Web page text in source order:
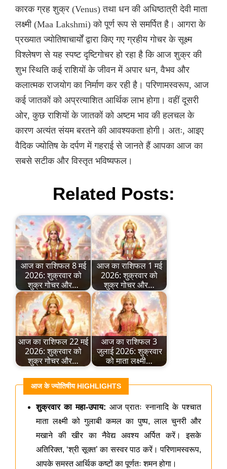
कारक ग्रह शुक्र (Venus) तथा धन की अधिष्ठात्री देवी माता
लक्ष्मी (Maa Lakshmi) को पूर्ण रूप से समर्पित है। आगरा के
प्रख्यात ज्योतिषाचार्यों द्वारा किए गए ग्रहीय गोचर के सूक्ष्म
विश्लेषण से यह स्पष्ट दृष्टिगोचर हो रहा है कि आज शुक्र की
शुभ स्थिति कई राशियों के जीवन में अपार धन, वैभव और
कलात्मक राजयोग का निर्माण कर रही है। परिणामस्वरूप, आज
कई जातकों को अप्रत्याशित आर्थिक लाभ होगा। वहीं दूसरी
ओर, कुछ राशियों के जातकों को अष्टम भाव की हलचल के
कारण अत्यंत संयम बरतने की आवश्यकता होगी। अतः, आइए
वैदिक ज्योतिष के दर्पण में गहराई से जानते हैं आपका आज का
सबसे सटीक और विस्तृत भविष्यफल।
Related Posts:
आज का राशिफल 8 मई
2026: शुक्रवार को
शुक्र गोचर और…
आज का राशिफल 1 मई
2026: शुक्रवार को
शुक्र गोचर और…
आज का राशिफल 22 मई
2026: शुक्रवार को
शुक्र गोचर और…
आज का राशिफल 3
जुलाई 2026: शुक्रवार
को माता लक्ष्मी…
आज के ज्योतिषीय HIGHLIGHTS
शुक्रवार का महा-उपाय: आज प्रातः स्नानादि के पश्चात
माता लक्ष्मी को गुलाबी कमल का पुष्प, लाल चुनरी और
मखाने की खीर का नैवेद्य अवश्य अर्पित करें। इसके
अतिरिक्त, ‘श्री सूक्त’ का सस्वर पाठ करें। परिणामस्वरूप,
आपके समस्त आर्थिक कष्टों का पूर्णतः शमन होगा।